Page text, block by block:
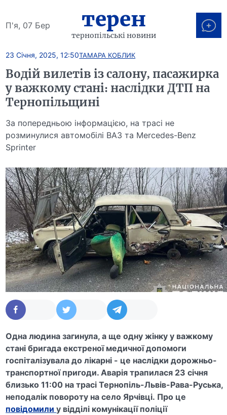
П'я, 07 Бер терен
тернопільські новини
23 Січня, 2025, 12:50ТАМАРА КОБЛИК
Водій вилетів із салону, пасажирка
у важкому стані: наслідки ДТП на
Тернопільщині
За попередньою інформацією, на трасі не
розминулися автомобілі ВАЗ та Mercedes-Benz
Sprinter
Одна людина загинула, а ще одну жінку у важкому
стані бригада екстреної медичної допомоги
госпіталізувала до лікарні - це наслідки дорожньо-
транспортної пригоди. Аварія трапилася 23 січня
близько 11:00 на трасі Тернопіль-Львів-Рава-Руська,
неподалік повороту на село Ярчівці. Про це
повідомилиу відділі комунікації поліції